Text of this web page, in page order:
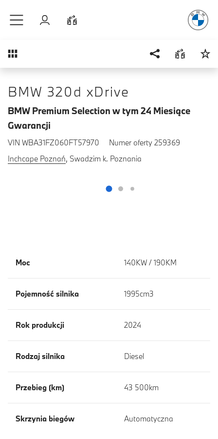
Zaloguj się
Przegląd
BMW 320d xDrive
BMW Premium Selection w tym 24 Miesiące
Gwarancji
VIN WBA31FZ060FT57970
Numer oferty 259369
Inchcape Poznań, Swadzim k. Poznania
Moc 140KW / 190KM
Pojemność silnika 1995cm3
Rok produkcji 2024
Rodzaj silnika Diesel
Przebieg (km) 43 500km
Skrzynia biegów Automatyczna